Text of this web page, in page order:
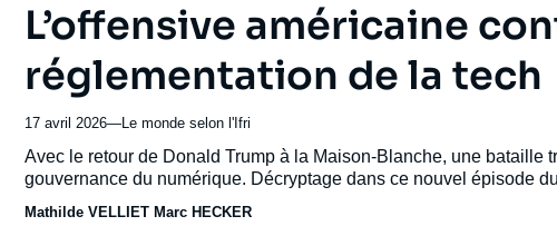
L’offensive américaine
réglementation de la tech
17 avril 2026—Nom
journal,
revue
ou
Le monde selon l'Ifri
Accroche
Avec le retour de Donald Trump à la Maison-Blanche, une bataille
gouvernance du numérique. Décryptage dans ce nouvel épisode
Mathilde VELLIET Marc HECKER